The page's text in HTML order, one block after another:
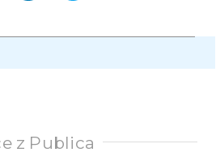
z Publica